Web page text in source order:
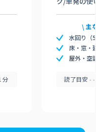
分
主
水回り（
床・窓・
屋外・空
読了目安